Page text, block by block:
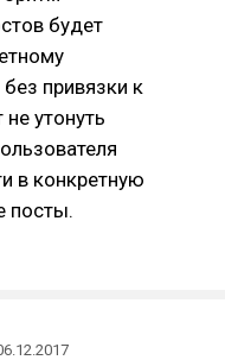
будет
привязки к
утонуть
в конкретную
посты.